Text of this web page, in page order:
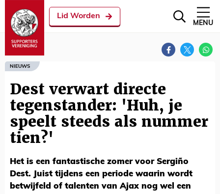
Lid Worden
MENU
NIEUWS
Dest verwart directe
tegenstander: 'Huh, je
speelt steeds als nummer
tien?'
Het is een fantastische zomer voor Sergiño
Dest. Juist tijdens een periode waarin wordt
betwijfeld of talenten van Ajax nog wel een